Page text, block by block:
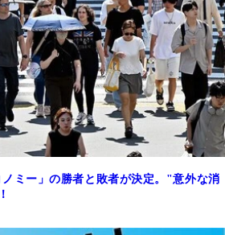
ミー」の勝者と敗者が決定。"意外な消